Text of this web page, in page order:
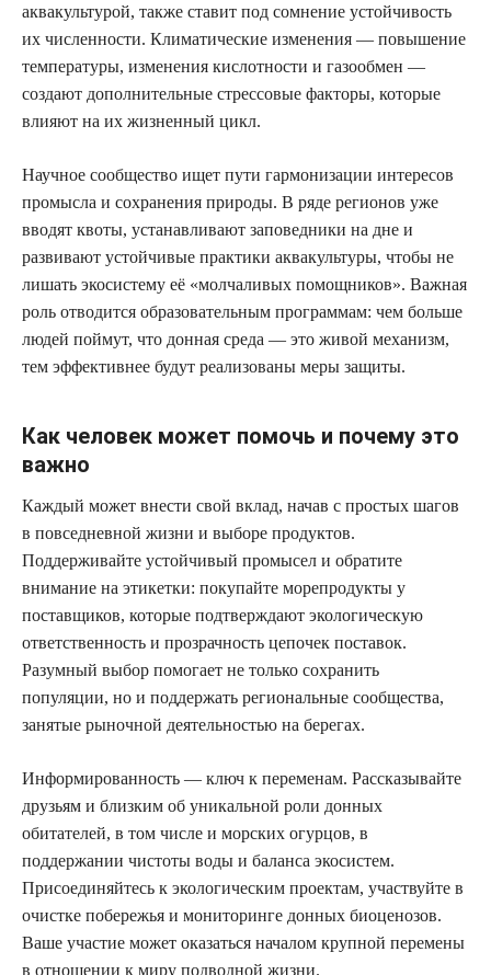
аквакультурой, также ставит под сомнение устойчивость
их численности. Климатические изменения — повышение
температуры, изменения кислотности и газообмен —
создают дополнительные стрессовые факторы, которые
влияют на их жизненный цикл.
Научное сообщество ищет пути гармонизации интересов
промысла и сохранения природы. В ряде регионов уже
вводят квоты, устанавливают заповедники на дне и
развивают устойчивые практики аквакультуры, чтобы не
лишать экосистему её «молчаливых помощников». Важная
роль отводится образовательным программам: чем больше
людей поймут, что донная среда — это живой механизм,
тем эффективнее будут реализованы меры защиты.
Как человек может помочь и почему это
важно
Каждый может внести свой вклад, начав с простых шагов
в повседневной жизни и выборе продуктов.
Поддерживайте устойчивый промысел и обратите
внимание на этикетки: покупайте морепродукты у
поставщиков, которые подтверждают экологическую
ответственность и прозрачность цепочек поставок.
Разумный выбор помогает не только сохранить
популяции, но и поддержать региональные сообщества,
занятые рыночной деятельностью на берегах.
Информированность — ключ к переменам. Рассказывайте
друзьям и близким об уникальной роли донных
обитателей, в том числе и морских огурцов, в
поддержании чистоты воды и баланса экосистем.
Присоединяйтесь к экологическим проектам, участвуйте в
очистке побережья и мониторинге донных биоценозов.
Ваше участие может оказаться началом крупной перемены
в отношении к миру подводной жизни.